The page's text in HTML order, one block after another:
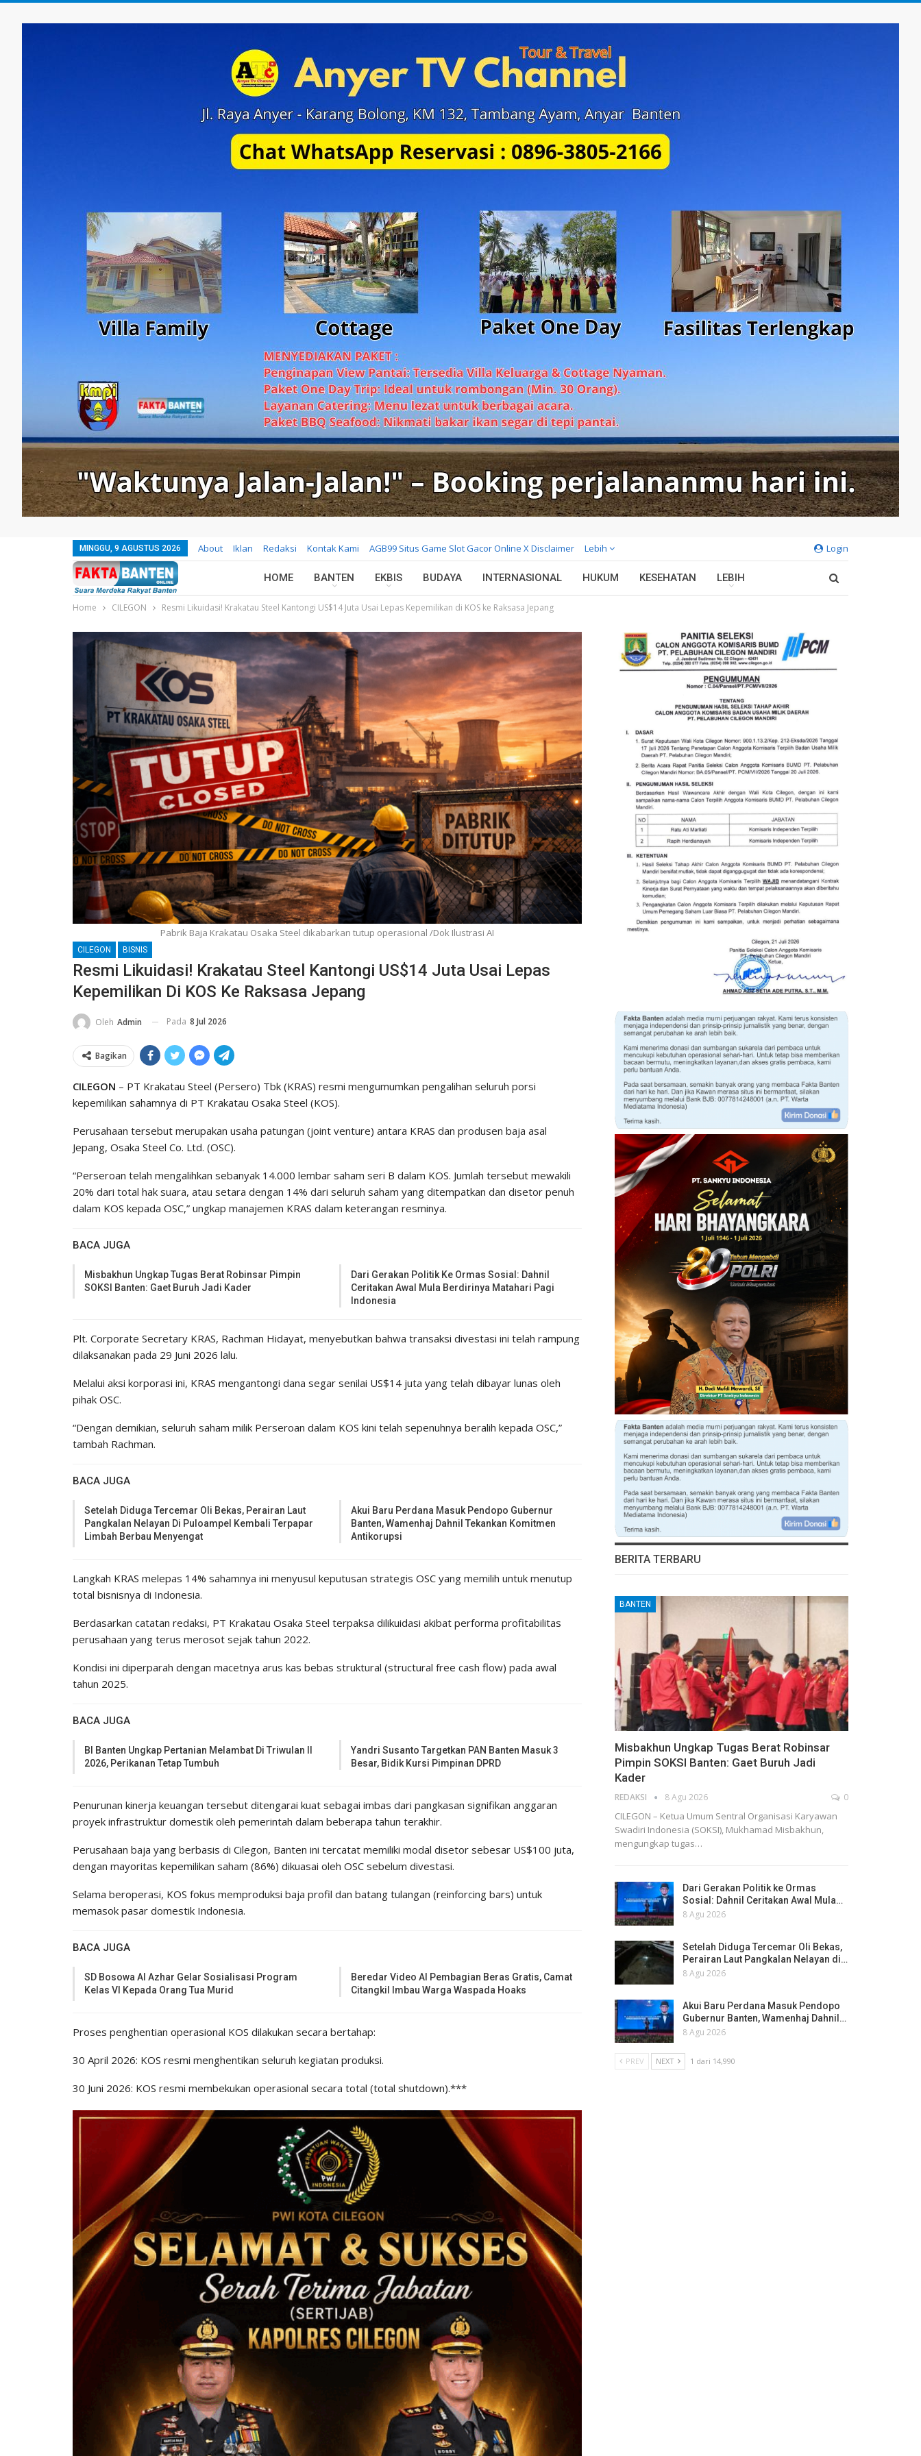
Login
MINGGU, 9 AGUSTUS 2026 About Iklan Redaksi Kontak Kami AGB99 Situs Game Slot Gacor Online X Disclaimer Lebih
HOME BANTEN EKBIS BUDAYA INTERNASIONAL HUKUM KESEHATAN LEBIH
Home CILEGON Resmi Likuidasi! Krakatau Steel Kantongi US$14 Juta Usai Lepas Kepemilikan di KOS ke Raksasa Jepang
Pabrik Baja Krakatau Osaka Steel dikabarkan tutup operasional /Dok Ilustrasi AI
CILEGON BISNIS
Resmi Likuidasi! Krakatau Steel Kantongi US$14 Juta Usai Lepas
Kepemilikan Di KOS Ke Raksasa Jepang
Oleh Admin Pada 8 Jul 2026
Bagikan
CILEGON – PT Krakatau Steel (Persero) Tbk (KRAS) resmi mengumumkan pengalihan seluruh porsi
kepemilikan sahamnya di PT Krakatau Osaka Steel (KOS).
Perusahaan tersebut merupakan usaha patungan (joint venture) antara KRAS dan produsen baja asal
Jepang, Osaka Steel Co. Ltd. (OSC).
“Perseroan telah mengalihkan sebanyak 14.000 lembar saham seri B dalam KOS. Jumlah tersebut mewakili
20% dari total hak suara, atau setara dengan 14% dari seluruh saham yang ditempatkan dan disetor penuh
dalam KOS kepada OSC,” ungkap manajemen KRAS dalam keterangan resminya.
BACA JUGA
Misbakhun Ungkap Tugas Berat Robinsar Pimpin
SOKSI Banten: Gaet Buruh Jadi Kader
Dari Gerakan Politik Ke Ormas Sosial: Dahnil
Ceritakan Awal Mula Berdirinya Matahari Pagi
Indonesia
Plt. Corporate Secretary KRAS, Rachman Hidayat, menyebutkan bahwa transaksi divestasi ini telah rampung
dilaksanakan pada 29 Juni 2026 lalu.
Melalui aksi korporasi ini, KRAS mengantongi dana segar senilai US$14 juta yang telah dibayar lunas oleh
pihak OSC.
“Dengan demikian, seluruh saham milik Perseroan dalam KOS kini telah sepenuhnya beralih kepada OSC,”
tambah Rachman.
BACA JUGA
Setelah Diduga Tercemar Oli Bekas, Perairan Laut
Pangkalan Nelayan Di Puloampel Kembali Terpapar
Limbah Berbau Menyengat
Akui Baru Perdana Masuk Pendopo Gubernur
Banten, Wamenhaj Dahnil Tekankan Komitmen
Antikorupsi
Langkah KRAS melepas 14% sahamnya ini menyusul keputusan strategis OSC yang memilih untuk menutup
total bisnisnya di Indonesia.
Berdasarkan catatan redaksi, PT Krakatau Osaka Steel terpaksa dilikuidasi akibat performa profitabilitas
perusahaan yang terus merosot sejak tahun 2022.
Kondisi ini diperparah dengan macetnya arus kas bebas struktural (structural free cash flow) pada awal
tahun 2025.
BACA JUGA
BI Banten Ungkap Pertanian Melambat Di Triwulan II
2026, Perikanan Tetap Tumbuh
Yandri Susanto Targetkan PAN Banten Masuk 3
Besar, Bidik Kursi Pimpinan DPRD
Penurunan kinerja keuangan tersebut ditengarai kuat sebagai imbas dari pangkasan signifikan anggaran
proyek infrastruktur domestik oleh pemerintah dalam beberapa tahun terakhir.
Perusahaan baja yang berbasis di Cilegon, Banten ini tercatat memiliki modal disetor sebesar US$100 juta,
dengan mayoritas kepemilikan saham (86%) dikuasai oleh OSC sebelum divestasi.
Selama beroperasi, KOS fokus memproduksi baja profil dan batang tulangan (reinforcing bars) untuk
memasok pasar domestik Indonesia.
BACA JUGA
SD Bosowa Al Azhar Gelar Sosialisasi Program
Kelas VI Kepada Orang Tua Murid
Beredar Video AI Pembagian Beras Gratis, Camat
Citangkil Imbau Warga Waspada Hoaks
Proses penghentian operasional KOS dilakukan secara bertahap:
30 April 2026: KOS resmi menghentikan seluruh kegiatan produksi.
30 Juni 2026: KOS resmi membekukan operasional secara total (total shutdown).***
BERITA TERBARU
BANTEN
Misbakhun Ungkap Tugas Berat Robinsar
Pimpin SOKSI Banten: Gaet Buruh Jadi
Kader
REDAKSI 8 Agu 2026 0
CILEGON – Ketua Umum Sentral Organisasi Karyawan
Swadiri Indonesia (SOKSI), Mukhamad Misbakhun,
mengungkap tugas…
Dari Gerakan Politik ke Ormas
Sosial: Dahnil Ceritakan Awal Mula…
8 Agu 2026
Setelah Diduga Tercemar Oli Bekas,
Perairan Laut Pangkalan Nelayan di…
8 Agu 2026
Akui Baru Perdana Masuk Pendopo
Gubernur Banten, Wamenhaj Dahnil…
8 Agu 2026
PREV NEXT 1 dari 14,990